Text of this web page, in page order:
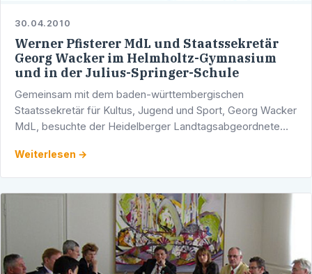
30.04.2010
Werner Pfisterer MdL und Staatssekretär
Georg Wacker im Helmholtz-Gymnasium
und in der Julius-Springer-Schule
Gemeinsam mit dem baden-württembergischen
Staatssekretär für Kultus, Jugend und Sport, Georg Wacker
MdL, besuchte der Heidelberger Landtagsabgeordnete
Heidelberg als auch …
Weiterlesen →